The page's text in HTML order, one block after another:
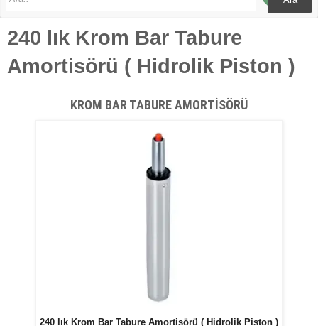
240 lık Krom Bar Tabure
Amortisörü ( Hidrolik Piston )
KROM BAR TABURE AMORTİSÖRÜ
240 lık Krom Bar Tabure Amortisörü ( Hidrolik Piston )